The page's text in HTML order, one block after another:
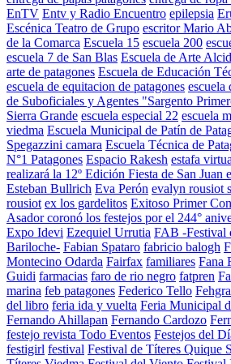
EnTV Entv y Radio Encuentro epilepsia
Escénica Teatro de Grupo escritor Mario
de la Comarca Escuela 15 escuela 200
escuela 7 de San Blas Escuela de Arte
arte de patagones Escuela de Educación
escuela de equitacion de patagones escuela
de Suboficiales y Agentes "Sargento
Sierra Grande escuela especial 22 escuela
viedma Escuela Municipal de Patín de
Spegazzini camara Escuela Técnica de
N°1 Patagones Espacio Rakesh estafa
realizará la 12º Edición Fiesta de San Juan
Esteban Bullrich Eva Perón evalyn rousiot
rousiot ex los gardelitos Exitoso Primer
Asador coronó los festejos por el 244°
Expo Idevi Ezequiel Urrutia FAB -Festival
Bariloche- Fabian Spataro fabricio balogh
Montecino Odarda Fairfax familiares Fana
Guidi farmacias faro de rio negro fatpren
marina feb patagones Federico Tello Fehgra
del libro feria ida y vuelta Feria Municipal
Fernando Ahillapan Fernando Cardozo
festejo revista Todo Eventos Festejos del
festigirl festival Festival de Títeres Quique